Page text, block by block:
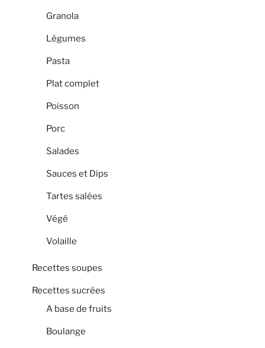
Granola
Légumes
Pasta
Plat complet
Poisson
Porc
Salades
Sauces et Dips
Tartes salées
Végé
Volaille
Recettes soupes
Recettes sucrées
A base de fruits
Boulange